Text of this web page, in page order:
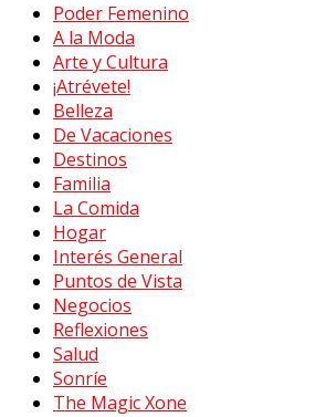
Poder Femenino
A la Moda
Arte y Cultura
¡Atrévete!
Belleza
De Vacaciones
Destinos
Familia
La Comida
Hogar
Interés General
Puntos de Vista
Negocios
Reflexiones
Salud
Sonríe
The Magic Xone